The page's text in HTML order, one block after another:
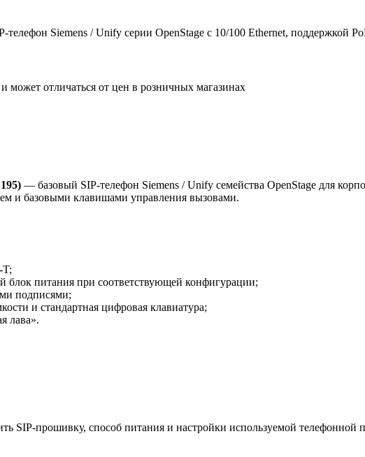
Siemens / Unify серии OpenStage с 10/100 Ethernet, поддержкой
может отличаться от цен в розничных магазинах
— базовый SIP-телефон Siemens / Unify семейства OpenStage для
и базовыми клавишами управления вызовами.
T;
питания при соответствующей конфигурации;
подписями;
и стандартная цифровая клавиатура;
лава».
SIP-прошивку, способ питания и настройки используемой телефонной